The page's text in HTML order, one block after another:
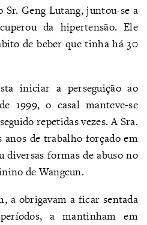
Sr. Geng Lutang, juntou-se a
da hipertensão. Ele
de beber que tinha há 30
iniciar a perseguição ao
1999, o casal manteve-se
repetidas vezes. A Sra.
anos de trabalho forçado em
diversas formas de abuso no
de Wangcun.
a obrigavam a ficar sentada
a mantinham em